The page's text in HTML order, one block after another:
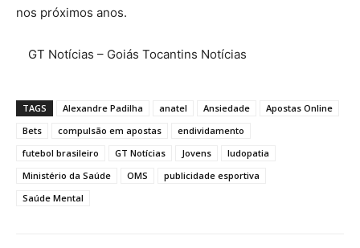
nos próximos anos.
GT Notícias – Goiás Tocantins Notícias
TAGS Alexandre Padilha anatel Ansiedade
Apostas Online
Bets
compulsão em apostas
endividamento
futebol brasileiro
GT Notícias Jovens
ludopatia
Ministério da Saúde
OMS
publicidade esportiva
Saúde Mental